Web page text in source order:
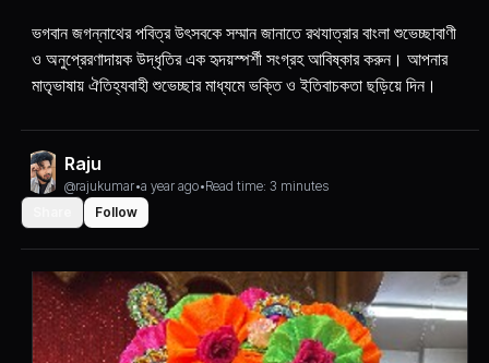
ভগবান জগন্নাথের পবিত্র উৎসবকে সম্মান জানাতে রথযাত্রার বাংলা শুভেচ্ছাবাণী
ও অনুপ্রেরণাদায়ক উদ্ধৃতির এক হৃদয়স্পর্শী সংগ্রহ আবিষ্কার করুন। আপনার
মাতৃভাষায় ঐতিহ্যবাহী শুভেচ্ছার মাধ্যমে ভক্তি ও ইতিবাচকতা ছড়িয়ে দিন।
Raju
@rajukumar•a year ago•Read time: 3 minutes
Follow